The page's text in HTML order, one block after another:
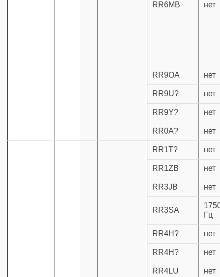
RR6MB нет
RR9OA нет
RR9U? нет
RR9Y? нет
RR0A? нет
RR1T? нет
RR1ZB нет
RR3JB нет
RR3SA
Гц
RR4H? нет
RR4H? нет
RR4LU нет